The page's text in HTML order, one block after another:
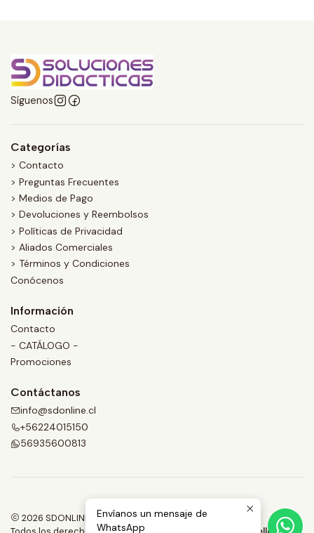
Síguenos
Categorías
> Contacto
> Preguntas Frecuentes
> Medios de Pago
> Devoluciones y Reembolsos
> Políticas de Privacidad
> Aliados Comerciales
> Términos y Condiciones
Conócenos
Información
Contacto
- CATÁLOGO -
Promociones
Contáctanos
info@sdonline.cl
+56224015150
56935600813
2026 SDONLINE.
Envíanos un mensaje de
WhatsApp